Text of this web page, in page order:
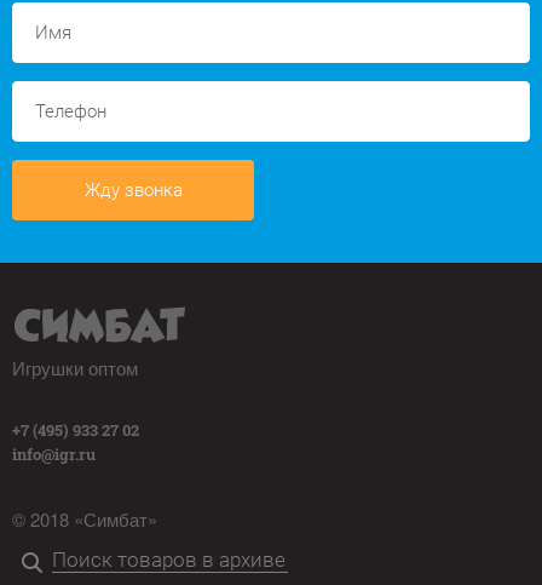
Жду звонка
Игрушки оптом
+7 (495) 933 27 02
info@igr.ru
© 2018 «Симбат»